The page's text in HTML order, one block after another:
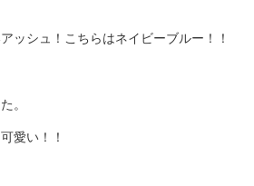
ッシュ！こちらはネイビーブルー！！
。
愛い！！